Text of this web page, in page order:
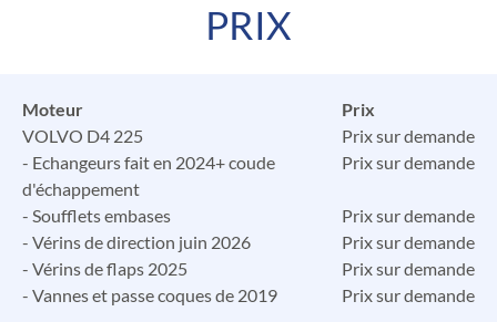
PRIX
Moteur
Prix
VOLVO D4 225
Prix sur demande
- Echangeurs fait en 2024+ coude
d'échappement
Prix sur demande
- Soufflets embases
Prix sur demande
- Vérins de direction juin 2026
Prix sur demande
- Vérins de flaps 2025
Prix sur demande
- Vannes et passe coques de 2019
Prix sur demande